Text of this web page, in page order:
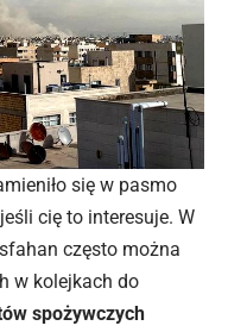
się w pasmo
jeśli cię to interesuje. W
często można
w kolejkach do
spożywczych